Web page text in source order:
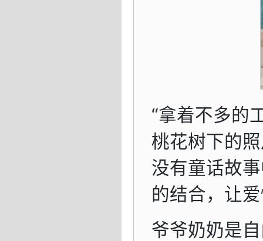
“拿着不多的
桃花树下的
没有童话故
的结合，让
爷爷奶奶是